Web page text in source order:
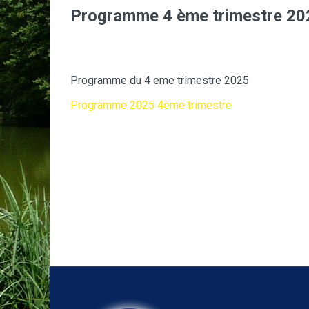
Programme 4 ème trimestre
Programme du 4 eme trimestre 2025
Programme 2025 4ème trimestre